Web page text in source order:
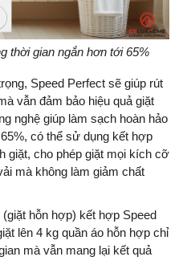
thời gian ngắn hơn tới 65%
Speed Perfect sẽ giúp rút
vẫn đảm bảo hiệu quả giặt
nghệ giúp làm sạch hoàn hảo
có thể sử dụng kết hợp
giặt, cho phép giặt mọi kích cỡ
mà không làm giảm chất
hỗn hợp) kết hợp Speed
lên 4 kg quần áo hỗn hợp chỉ
mà vẫn mang lại kết quả